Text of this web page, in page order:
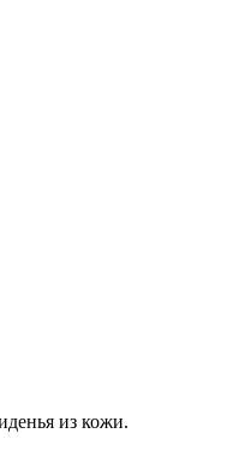
из кожи.